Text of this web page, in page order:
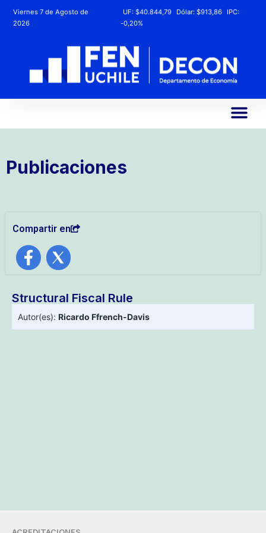
Viernes 7 de Agosto de
2026
UF: $40.844,79 Dólar: $913,86
IPC:
-0,20%
Publicaciones
Compartir en
Structural Fiscal Rule
Autor(es): Ricardo Ffrench-Davis